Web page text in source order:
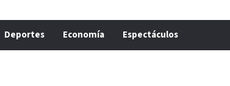
Deportes Economía Espectáculos